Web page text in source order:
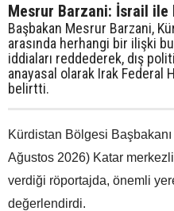
Mesrur Barzani: İsrail
Başbakan Mesrur Barzani,
arasında herhangi bir ilişki
iddiaları reddederek, dış
anayasal olarak Irak Federal
belirtti.
Kürdistan Bölgesi
Ağustos 2026) Katar
verdiği röportajda, önemli
değerlendirdi.